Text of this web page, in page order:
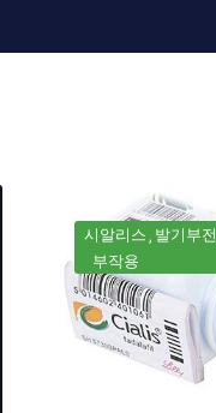
시알리스 발기부전
부작용